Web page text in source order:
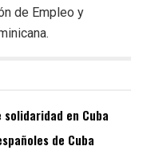
de Empleo y
en Cuba
de Cuba